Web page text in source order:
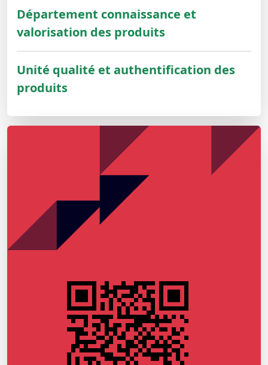
Département connaissance et
valorisation des produits
Unité qualité et authentification des
produits